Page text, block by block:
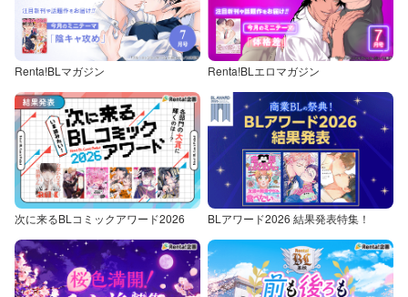
Renta!BLマガジン Renta!BLエロマガジン
次に来るBLコミックアワード2026 BLアワード2026 結果発表特集！